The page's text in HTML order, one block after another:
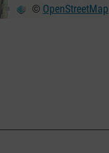
© OpenStreetMap